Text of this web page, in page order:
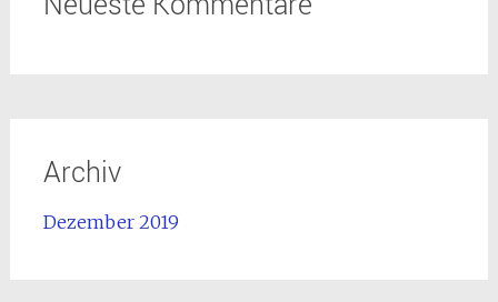
Archiv
Dezember 2019